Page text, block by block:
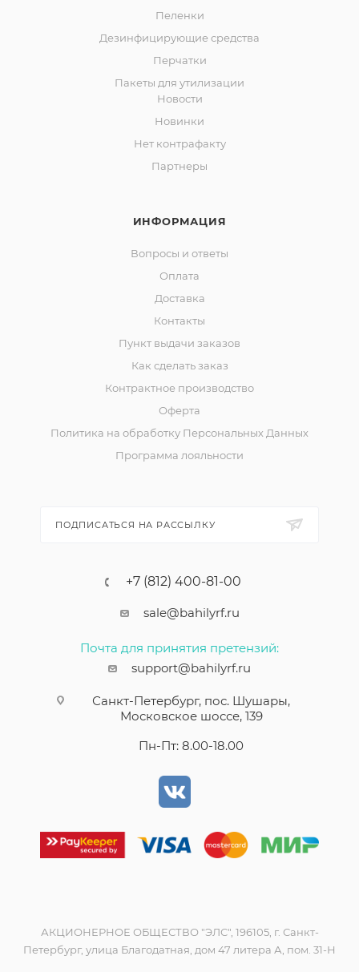
Пеленки
Дезинфицирующие средства
Перчатки
Пакеты для утилизации
Новости
Новинки
Нет контрафакту
Партнеры
ИНФОРМАЦИЯ
Вопросы и ответы
Оплата
Доставка
Контакты
Пункт выдачи заказов
Как сделать заказ
Контрактное производство
Оферта
Политика на обработку Персональных Данных
Программа лояльности
ПОДПИСАТЬСЯ НА РАССЫЛКУ
+7 (812) 400-81-00
sale@bahilyrf.ru
Почта для принятия претензий:
support@bahilyrf.ru
Санкт-Петербург, пос. Шушары,
Московское шоссе, 139
Пн-Пт: 8.00-18.00
АКЦИОНЕРНОЕ ОБЩЕСТВО "ЭЛС", 196105, г. Санкт-
Петербург, улица Благодатная, дом 47 литера А, пом. 31-Н